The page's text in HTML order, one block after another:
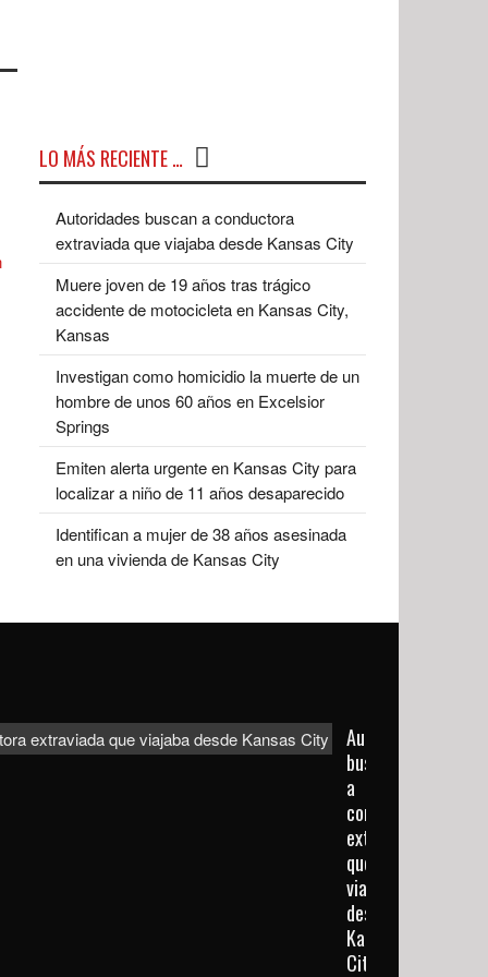
LO MÁS RECIENTE …
Autoridades buscan a conductora
extraviada que viajaba desde Kansas City
Muere joven de 19 años tras trágico
accidente de motocicleta en Kansas City,
Kansas
Investigan como homicidio la muerte de un
hombre de unos 60 años en Excelsior
Springs
Emiten alerta urgente en Kansas City para
localizar a niño de 11 años desaparecido
Identifican a mujer de 38 años asesinada
en una vivienda de Kansas City
Autoridades
buscan
a
conductora
extraviada
que
viajaba
desde
Kansas
City